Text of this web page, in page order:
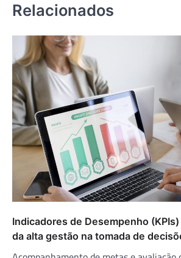
Relacionados
Indicadores de Desempenho
da alta gestão na tomada de